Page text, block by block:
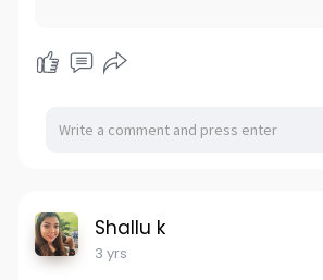
Shallu k
3 yrs